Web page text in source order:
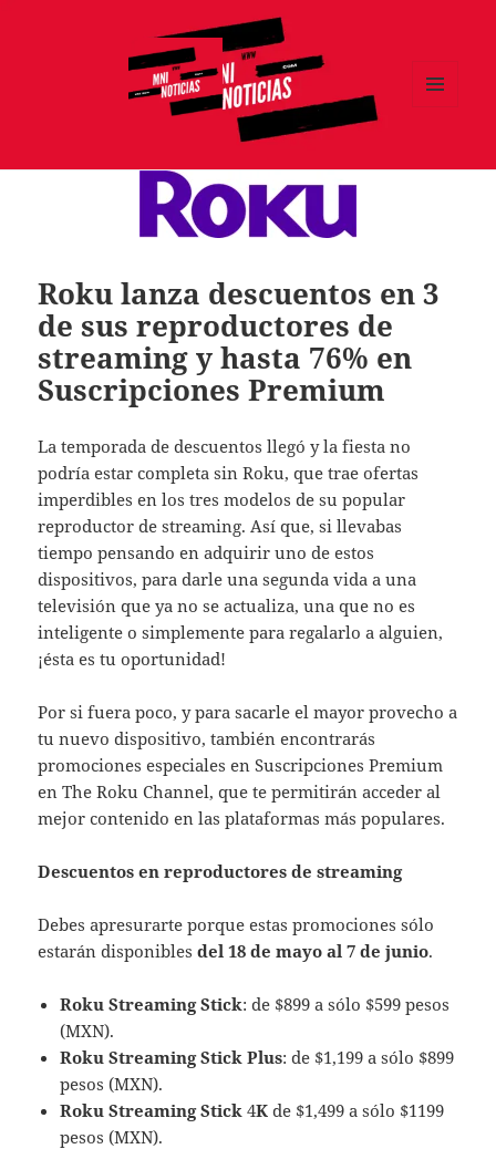
Roku lanza descuentos en 3
de sus reproductores de
streaming y hasta 76% en
Suscripciones Premium
La temporada de descuentos llegó y la fiesta no
podría estar completa sin Roku, que trae ofertas
imperdibles en los tres modelos de su popular
reproductor de streaming. Así que, si llevabas
tiempo pensando en adquirir uno de estos
dispositivos, para darle una segunda vida a una
televisión que ya no se actualiza, una que no es
inteligente o simplemente para regalarlo a alguien,
¡ésta es tu oportunidad!
Por si fuera poco, y para sacarle el mayor provecho a
tu nuevo dispositivo, también encontrarás
promociones especiales en Suscripciones Premium
en The Roku Channel, que te permitirán acceder al
mejor contenido en las plataformas más populares.
Descuentos en reproductores de streaming
Debes apresurarte porque estas promociones sólo
estarán disponiblesdel 18 de mayo al 7 de junio.
Roku Streaming Stick: de $899 a sólo $599 pesos
(MXN).
Roku Streaming Stick Plus: de $1,199 a sólo $899
pesos (MXN).
Roku Streaming Stick4K de $1,499 a sólo $1199
pesos (MXN).